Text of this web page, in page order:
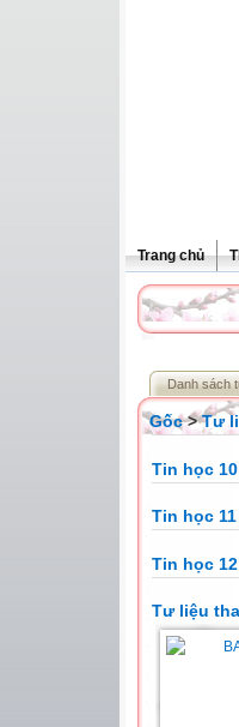
Trang chủ
Danh sách
Gốc>Tư
Tin học 10
Tin học 11
Tin học 12
Tư liệu